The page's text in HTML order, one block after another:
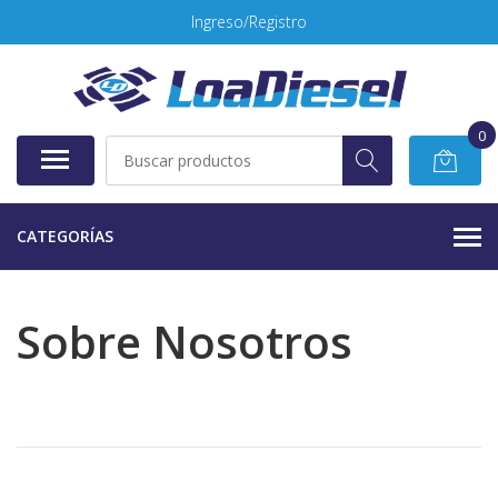
Ingreso/Registro
0
CATEGORÍAS
Sobre Nosotros